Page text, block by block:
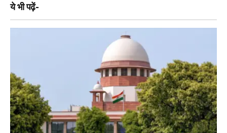
ये भी पढ़ें-